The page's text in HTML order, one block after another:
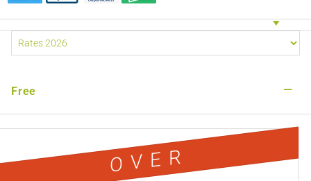
Free —
OVER